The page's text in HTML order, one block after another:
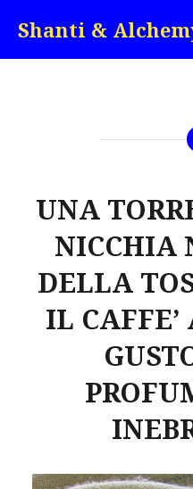
content
Shanti &
UNA
NICCHIA
DELLA
IL CAFFE’